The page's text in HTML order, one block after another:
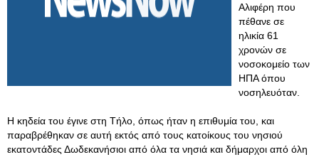
Αλιφέρη που
πέθανε σε
ηλικία 61
χρονών σε
νοσοκομείο των
ΗΠΑ όπου
νοσηλευόταν.
Η κηδεία του έγινε στη Τήλο, όπως ήταν η επιθυμία του, και
παραβρέθηκαν σε αυτή εκτός από τους κατοίκους του νησιού
εκατοντάδες Δωδεκανήσιοι από όλα τα νησιά και δήμαρχοι από όλη